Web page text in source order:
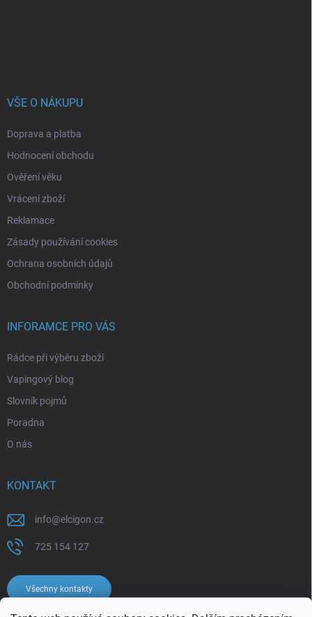
VŠE O NÁKUPU
Doprava a platba
Hodnocení obchodu
Ověření věku
Vrácení zboží
Reklamace
Zásady používání cookies
Ochrana osobních údajů
Obchodní podmínky
INFORAMCE PRO VÁS
Rádce při výběru zboží
Vapingový blog
Slovník pojmů
Poradna
O nás
KONTAKT
info@elcigon.cz
725 154 127
Všechny kontakty